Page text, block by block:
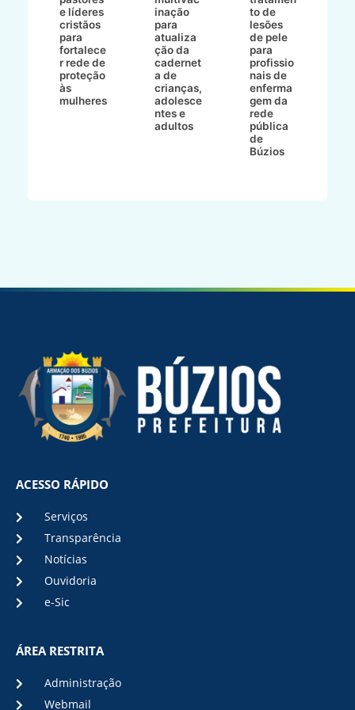
e líderes
cristãos
para
fortalece
r rede de
proteção
às
mulheres
inação
para
atualiza
ção da
cadernet
a de
crianças,
adolesce
ntes e
adultos
to de
lesões
de pele
para
profissio
nais de
enferma
gem da
rede
pública
de
Búzios
ACESSO RÁPIDO
Serviços
Transparência
Notícias
Ouvidoria
e-Sic
ÁREA RESTRITA
Administração
Webmail